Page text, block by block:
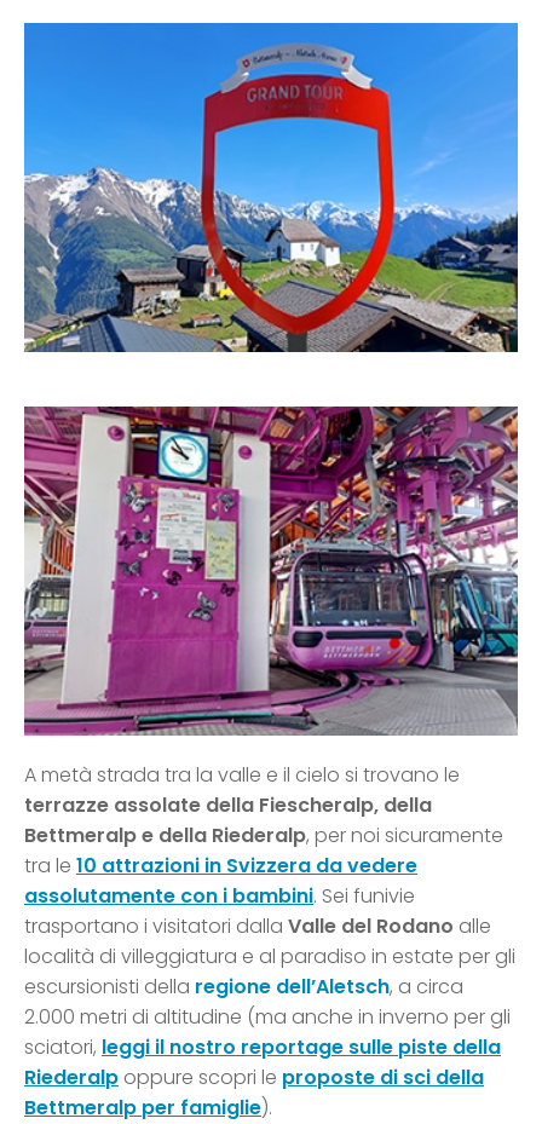
A metà strada tra la valle e il cielo si trovano le
terrazze assolate della Fiescheralp, della
Bettmeralp e della Riederalp, per noi sicuramente
tra le 10 attrazioni in Svizzera da vedere
assolutamente con i bambini. Sei funivie
trasportano i visitatori dalla Valle del Rodano alle
località di villeggiatura e al paradiso in estate per gli
escursionisti della regione dell’Aletsch, a circa
2.000 metri di altitudine (ma anche in inverno per gli
sciatori, leggi il nostro reportage sulle piste della
Riederalp oppure scopri le proposte di sci della
Bettmeralp per famiglie).